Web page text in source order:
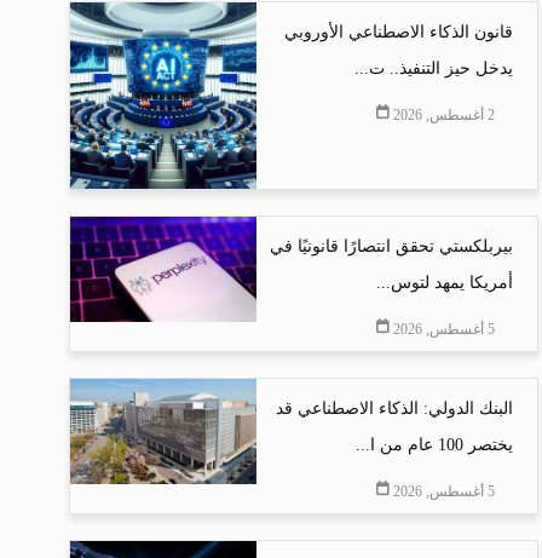
قانون الذكاء الاصطناعي الأوروبي
يدخل حيز التنفيذ.. ت...
2 أغسطس, 2026
بيربلكستي تحقق انتصارًا قانونيًا في
أمريكا يمهد لتوس...
5 أغسطس, 2026
البنك الدولي: الذكاء الاصطناعي قد
يختصر 100 عام من ا...
5 أغسطس, 2026